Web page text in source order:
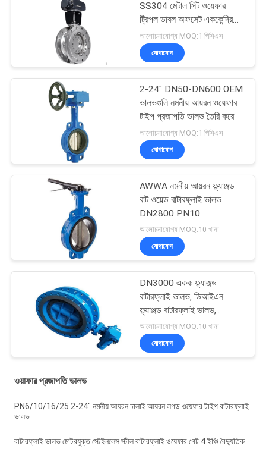
SS304 মেটাল সিট ওয়েফার
ট্রিপল ডাবল অফসেট এককেন্দ্রিক
প্রজাপতি ভালভ
আলোচনাযোগ্য MOQ:1 পিসিএস
যোগাযোগ
2-24" DN50-DN600 OEM
ভালভগুলি নমনীয় আয়রন ওয়েফার
টাইপ প্রজাপতি ভালভ তৈরি করে
আলোচনাযোগ্য MOQ:1 পিসিএস
যোগাযোগ
AWWA নমনীয় আয়রন ফ্ল্যাঞ্জড
বাট ওয়েল্ড বাটারফ্লাই ভালভ
DN2800 PN10
আলোচনাযোগ্য MOQ:10 খানা
যোগাযোগ
DN3000 একক ফ্ল্যাঞ্জড
বাটারফ্লাই ভালভ, ডিআইএন
ফ্ল্যাঞ্জড বাটারফ্লাই ভালভ,
15.2MPa নমনীয় আয়রন
বাটারফ্লাই ভালভ
আলোচনাযোগ্য MOQ:10 খানা
যোগাযোগ
ওয়াফার প্রজাপতি ভালভ
PN6/10/16/25 2-24" নমনীয় আয়রন ঢালাই আয়রন লগড ওয়েফার টাইপ বাটারফ্লাই
ভালভ
বাটারফ্লাই ভালভ মোটরযুক্ত স্টেইনলেস স্টীল বাটারফ্লাই ওয়েফার গেট 4 ইঞ্চি বৈদ্যুতিক